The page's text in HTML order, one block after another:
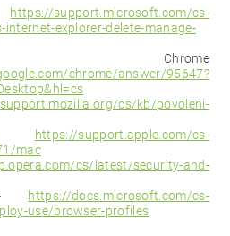
https://support.microsoft.com/cs-
explorer-delete-manage-
Chrome
chrome/answer/95647?
cs/kb/povoleni-
-
https://support.apple.com/cs-
mac
cs/latest/security-and-
-
https://docs.microsoft.com/cs-
use/browser-profiles